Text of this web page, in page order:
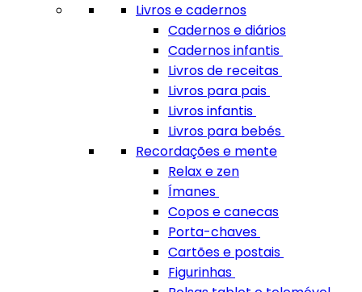
Livros e cadernos
Cadernos e diários
Cadernos infantis
Livros de receitas
Livros para pais
Livros infantis
Livros para bebés
Recordações e mente
Relax e zen
Ímanes
Copos e canecas
Porta-chaves
Cartões e postais
Figurinhas